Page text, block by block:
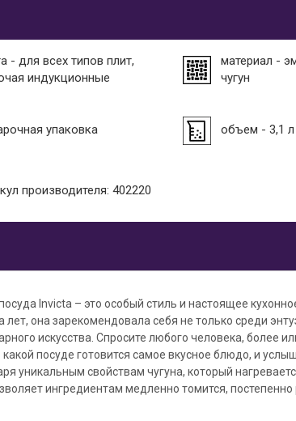
- для всех типов плит,
индукционные
материал -
чугун
упаковка объем - 3,1 л
производителя: 402220
Invicta – это особый стиль и настоящее
лет, она зарекомендовала себя не только среди
искусства. Спросите любого человека, более
посуде готовится самое вкусное блюдо, и
уникальным свойствам чугуна, который
ингредиентам медленно томится,